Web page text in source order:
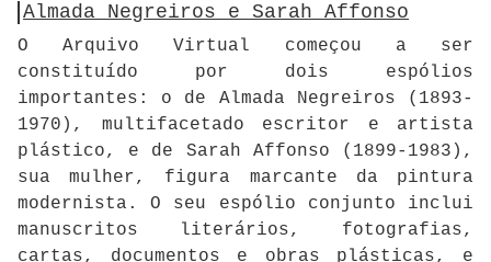
Almada Negreiros e Sarah Affonso
O Arquivo Virtual começou a ser
constituído por dois espólios
importantes: o de Almada Negreiros (1893-
1970), multifacetado escritor e artista
plástico, e de Sarah Affonso (1899-1983),
sua mulher, figura marcante da pintura
modernista. O seu espólio conjunto inclui
manuscritos literários, fotografias,
cartas, documentos e obras plásticas, e